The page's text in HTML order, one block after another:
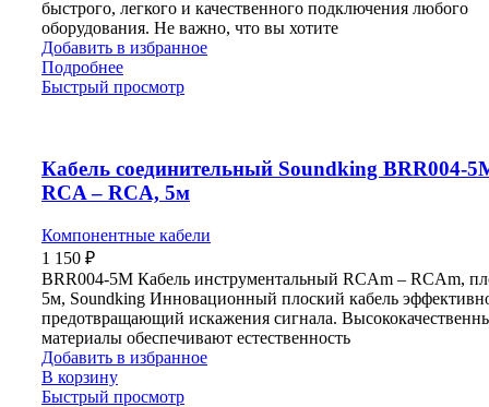
быстрого, легкого и качественного подключения любого
оборудования. Не важно, что вы хотите
Добавить в избранное
Подробнее
Быстрый просмотр
Кабель соединительный Soundking BRR004-
RCA – RCA, 5м
Компонентные кабели
1 150 ₽
BRR004-5M Кабель инструментальный RCAm – RCAm,
5м, Soundking Инновационный плоский кабель
предотвращающий искажения сигнала.
материалы обеспечивают естественность
Добавить в избранное
В корзину
Быстрый просмотр